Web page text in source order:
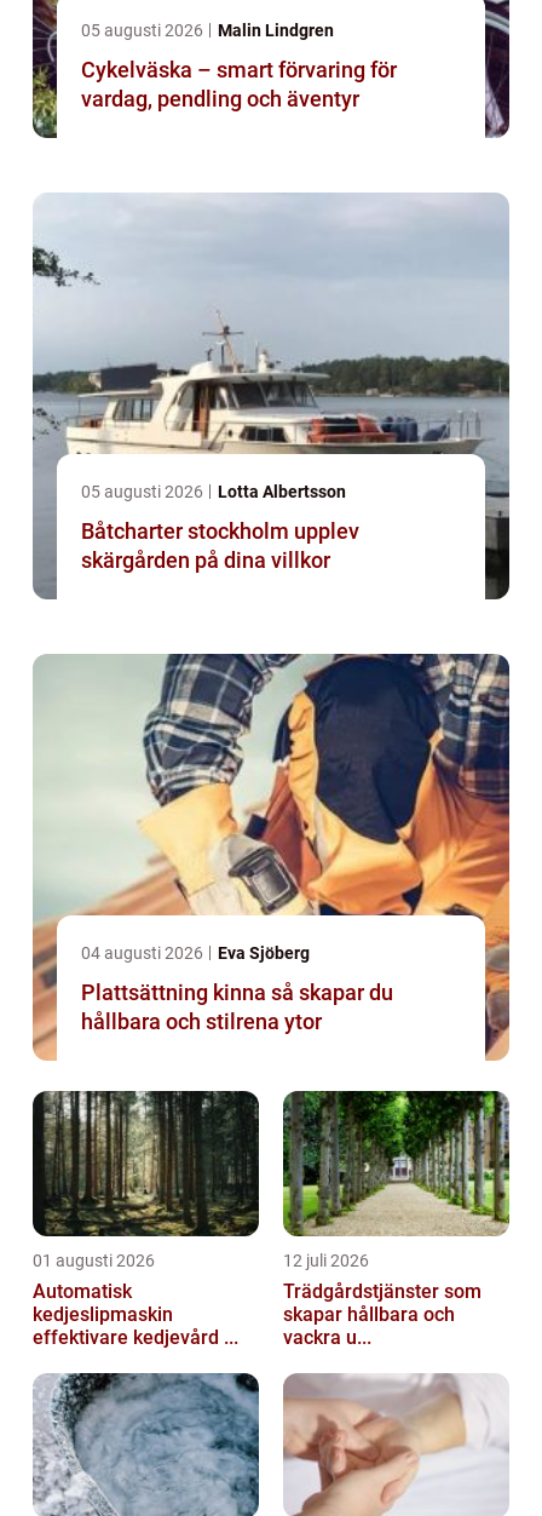
05 augusti 2026 Malin Lindgren
Cykelväska – smart förvaring för
vardag, pendling och äventyr
05 augusti 2026 Lotta Albertsson
Båtcharter stockholm upplev
skärgården på dina villkor
04 augusti 2026 Eva Sjöberg
Plattsättning kinna så skapar du
hållbara och stilrena ytor
01 augusti 2026
Automatisk
kedjeslipmaskin
effektivare kedjevård ...
12 juli 2026
Trädgårdstjänster som
skapar hållbara och
vackra u...